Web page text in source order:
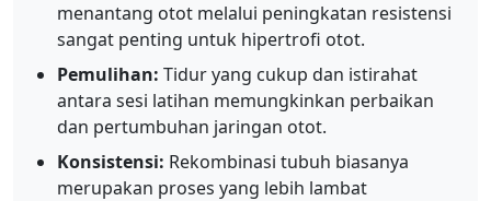
menantang otot melalui peningkatan resistensi
sangat penting untuk hipertrofi otot.
Pemulihan: Tidur yang cukup dan istirahat
antara sesi latihan memungkinkan perbaikan
dan pertumbuhan jaringan otot.
Konsistensi: Rekombinasi tubuh biasanya
merupakan proses yang lebih lambat